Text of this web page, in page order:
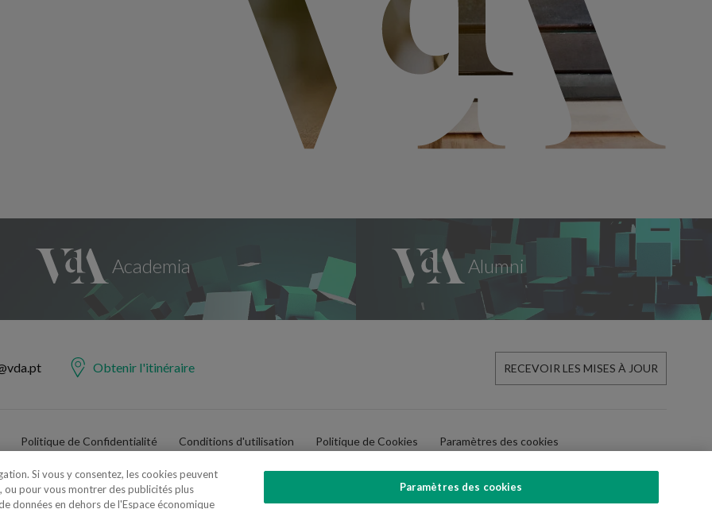
Obtenir l'itinéraire RECEVOIR LES MISES À JOUR
Politique de Confidentialité Conditions d'utilisation Politique de Cookies Paramètres des cookies
Si vous y consentez, les cookies peuvent
pour vous montrer des publicités plus
données en dehors de l'Espace économique
Paramètres des cookies